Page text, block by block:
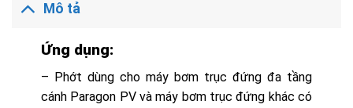
Mô tả
Ứng dụng:
– Phớt dùng cho máy bơm trục đứng đa tầng
cánh Paragon PV và máy bơm trục đứng khác có